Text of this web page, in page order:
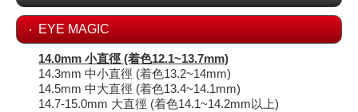
EYE MAGIC
14.0mm 小直徑 (着色12.1~13.7mm)
14.3mm 中小直徑 (着色13.2~14mm)
14.5mm 中大直徑 (着色13.4~14.1mm)
14.7-15.0mm 大直徑 (着色14.1~14.2mm以上)